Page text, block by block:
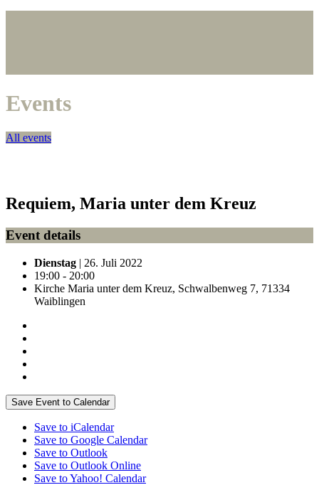
Events
All events
Requiem, Maria unter dem Kreuz
Event details
Dienstag | 26. Juli 2022
19:00 - 20:00
Kirche Maria unter dem Kreuz, Schwalbenweg 7, 71334
Waiblingen
Save Event to Calendar
Save to iCalendar
Save to Google Calendar
Save to Outlook
Save to Outlook Online
Save to Yahoo! Calendar